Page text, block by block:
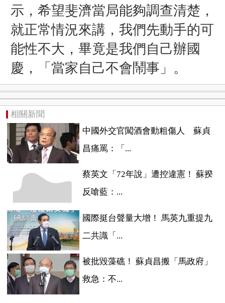
示，希望斐濟當局能夠調查清楚，
就正常情況來講，我們先動手的可
能性不大，畢竟是我們自己辦國
慶，「當家自己不會鬧事」。
相關新聞
中國外交官闖酒會動粗傷人 蘇貞
昌痛罵：「...
蔡英文「72年說」遭控違憲！ 蘇揆
反嗆藍：...
國際挺台聲量大增！ 馬英九重提九
二共識「...
被批毀藻礁！ 蘇貞昌搬「馬政府」
救急：不...